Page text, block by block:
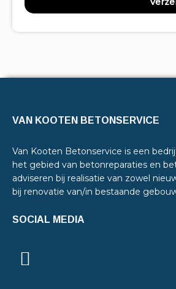
VAN KOOTEN BETONSERVICE
Van Kooten Betonservice is een
het gebied van betonreparaties en
adviseren bij realisatie van zowel
bij renovatie van/in bestaande
SOCIAL MEDIA